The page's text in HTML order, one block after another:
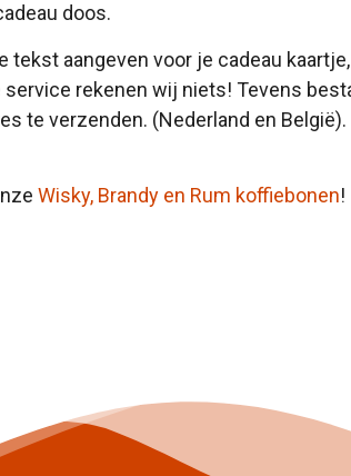
doos.
aangeven voor je cadeau
rekenen wij niets! Tevens
te verzenden. (Nederland en
Wisky, Brandy en Rum koffiebonen!